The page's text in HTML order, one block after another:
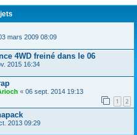
mars 2009 08:09
4WD freiné dans le 06
2015 16:34
« 06 sept. 2014 19:13
1 2
2013 09:29